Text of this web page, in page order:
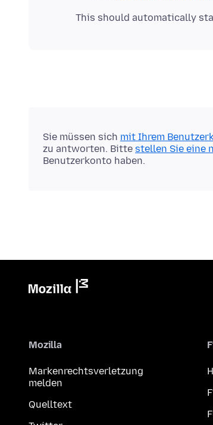
This should automatically
Sie müssen sich mit Ihrem
zu antworten. Bitte stellen Sie eine
Benutzerkonto haben.
Mozilla
Markenrechtsverletzung
melden
Quelltext